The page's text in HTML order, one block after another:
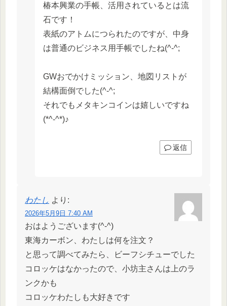
椿本興業の手帳、活用されているとは流
石です！
表紙のアトムにつられたのですが、中身
は普通のビジネス用手帳でしたね(^-^;
GWおでかけミッション、地図リストが
結構面倒でした(^-^;
それでもメタキンコインは嬉しいですね
(*^-^*)♪
返信
わたし より:
2026年5月9日 7:40 AM
おはようございます(^-^)
東海カーボン、わたしは何を注文？
と思って調べてみたら、ビーフシチューでした
コロッケはなかったので、小坊主さんは上のラ
ンクかも
コロッケわたしも大好きです